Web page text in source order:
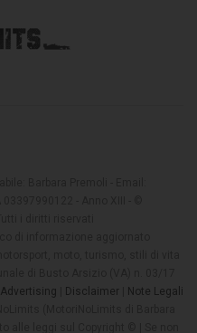
Advertising Disclaimer
Note Legali